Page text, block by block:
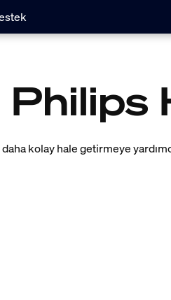
Philips
daha kolay hale getirmeye